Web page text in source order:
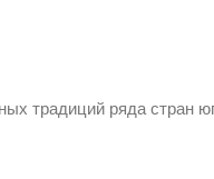
традиций ряда стран